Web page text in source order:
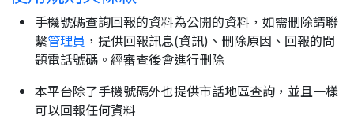
手機號碼查詢回報的資料為公開的資料，如需刪除請聯
繫管理員 ，提供回報訊息(資訊)、刪除原因、回報的問
題電話號碼。經審查後會進行刪除
本平台除了手機號碼外也提供市話地區查詢，並且一樣
可以回報任何資料